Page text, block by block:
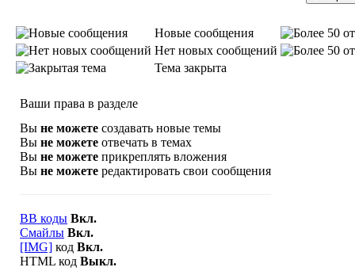
Новые сообщения
Нет новых сообщений
Тема закрыта
Ваши права в разделе
Вы не можете создавать новые темы
Вы не можете отвечать в темах
Вы не можете прикреплять вложения
Вы не можете редактировать свои сообщения
BB коды Вкл.
Смайлы Вкл.
[IMG] код Вкл.
HTML код Выкл.